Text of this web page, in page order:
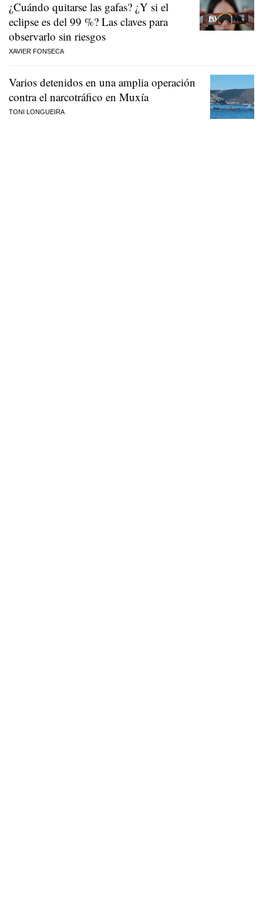
¿Cuándo quitarse las gafas? ¿Y si el
eclipse es del 99 %? Las claves para
observarlo sin riesgos
XAVIER FONSECA
Varios detenidos en una amplia operación
contra el narcotráfico en Muxía
TONI LONGUEIRA